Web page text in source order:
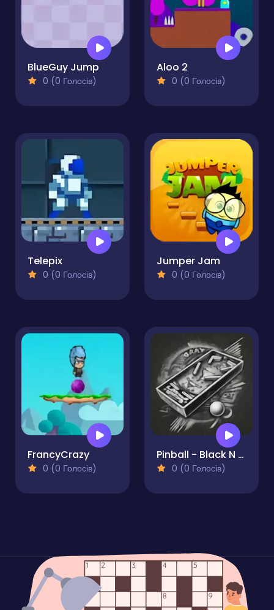
BlueGuy Jump
0 (0 Голосів)
Aloo 2
0 (0 Голосів)
Telepix
0 (0 Голосів)
Jumper Jam
0 (0 Голосів)
FrancyCrazy
0 (0 Голосів)
Pinball - Black N White
0 (0 Голосів)